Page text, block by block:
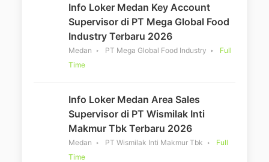
Info Loker Medan Key Account
Supervisor di PT Mega Global Food
Industry Terbaru 2026
Medan PT Mega Global Food Industry
Full
Time
Info Loker Medan Area Sales
Supervisor di PT Wismilak Inti
Makmur Tbk Terbaru 2026
Medan PT Wismilak Inti Makmur Tbk
Full
Time